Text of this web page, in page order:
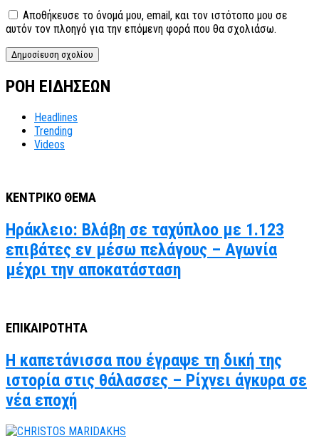
Αποθήκευσε το όνομά μου, email, και τον ιστότοπο μου σε
αυτόν τον πλοηγό για την επόμενη φορά που θα σχολιάσω.
ΡΟΗ ΕΙΔΗΣΕΩΝ
Headlines
Trending
Videos
ΚΕΝΤΡΙΚΟ ΘΕΜΑ
Ηράκλειο: Βλάβη σε ταχύπλοο με 1.123
επιβάτες εν μέσω πελάγους – Αγωνία
μέχρι την αποκατάσταση
ΕΠΙΚΑΙΡΟΤΗΤΑ
Η καπετάνισσα που έγραψε τη δική της
ιστορία στις θάλασσες – Ρίχνει άγκυρα σε
νέα εποχή